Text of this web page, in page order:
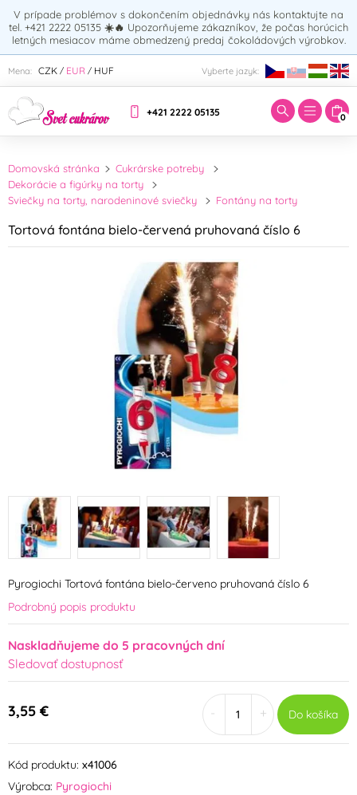
V prípade problémov s dokončením objednávky nás kontaktujte na
tel. +421 2222 05135 ☀️🔥 Upozorňujeme zákazníkov, že počas horúcich
letných mesiacov máme obmedzený predaj čokoládových výrobkov.
Mena: CZK / EUR / HUF Vyberte jazyk:
+421 2222 05135 0
Zadajte hľadaný výraz:
Domovská stránka
Cukrárske potreby
Dekorácie a figúrky na torty
Sviečky na torty, narodeninové sviečky
Fontány na torty
Tortová fontána bielo-červená pruhovaná číslo 6
Pyrogiochi Tortová fontána bielo-červeno pruhovaná číslo 6
Podrobný popis produktu
Naskladňujeme do 5 pracovných dní
Sledovať dostupnosť
3,55 € + Do košíka
Kód produktu: x41006
Výrobca: Pyrogiochi